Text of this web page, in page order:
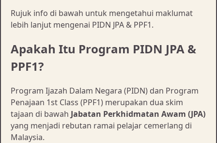
Rujuk info di bawah untuk mengetahui maklumat
lebih lanjut mengenai PIDN JPA & PPF1.
Apakah Itu Program PIDN JPA &
PPF1?
Program Ijazah Dalam Negara (PIDN) dan Program
Penajaan 1st Class (PPF1) merupakan dua skim
tajaan di bawah Jabatan Perkhidmatan Awam (JPA)
yang menjadi rebutan ramai pelajar cemerlang di
Malaysia.